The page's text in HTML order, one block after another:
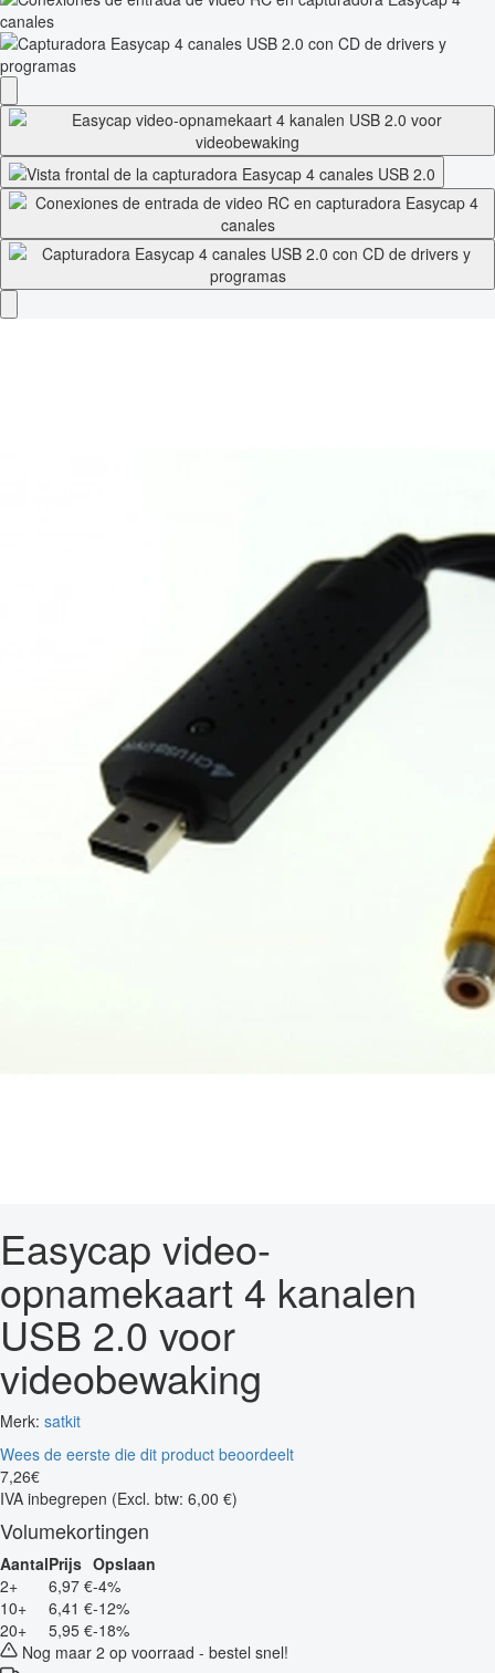
Easycap video-
opnamekaart 4 kanalen
USB 2.0 voor
videobewaking
Merk: satkit
Wees de eerste die dit product beoordeelt
7,26€
IVA inbegrepen (Excl. btw: 6,00 €)
Volumekortingen
AantalPrijs Opslaan
2+
6,97 €-4%
10+
6,41 €-12%
20+
5,95 €-18%
Nog maar 2 op voorraad - bestel snel!